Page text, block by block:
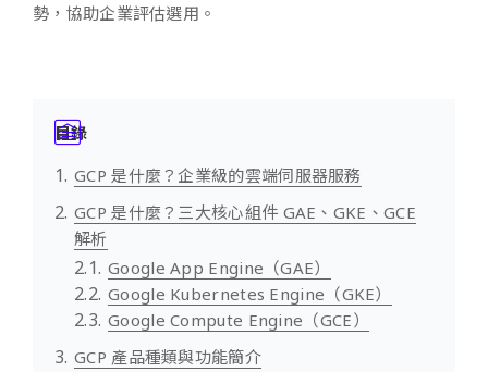
勢，協助企業評估選用。
目錄
GCP 是什麼？企業級的雲端伺服器服務
GCP 是什麼？三大核心組件 GAE、GKE、GCE
解析
Google App Engine（GAE）
Google Kubernetes Engine（GKE）
Google Compute Engine（GCE）
GCP 產品種類與功能簡介